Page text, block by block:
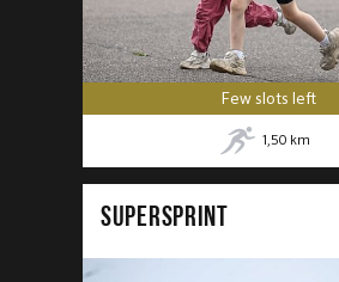
Few slots left
1,50 km
SUPERSPRINT